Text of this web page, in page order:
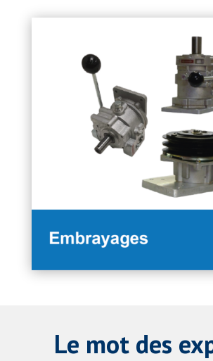
Le mot des